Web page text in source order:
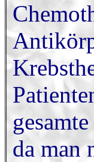
da man